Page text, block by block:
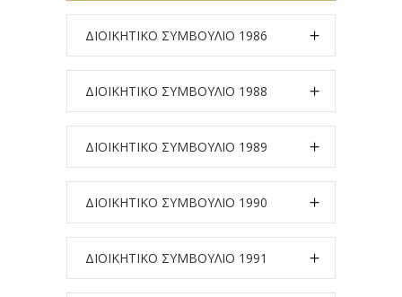
ΔΙΟΙΚΗΤΙΚΟ ΣΥΜΒΟΥΛΙΟ 1986
ΔΙΟΙΚΗΤΙΚΟ ΣΥΜΒΟΥΛΙΟ 1988
ΔΙΟΙΚΗΤΙΚΟ ΣΥΜΒΟΥΛΙΟ 1989
ΔΙΟΙΚΗΤΙΚΟ ΣΥΜΒΟΥΛΙΟ 1990
ΔΙΟΙΚΗΤΙΚΟ ΣΥΜΒΟΥΛΙΟ 1991